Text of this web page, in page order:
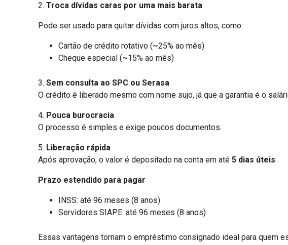
2. Troca dívidas caras por uma mais barata
Pode ser usado para quitar dívidas com juros altos, como:
Cartão de crédito rotativo (~25% ao mês)
Cheque especial (~15% ao mês)
3. Sem consulta ao SPC ou Serasa
O crédito é liberado mesmo com nome sujo, já que a garantia é o
4. Pouca burocracia
O processo é simples e exige poucos documentos.
5. Liberação rápida
Após aprovação, o valor é depositado na conta em até 5 dias úteis.
Prazo estendido para pagar
INSS: até 96 meses (8 anos)
Servidores SIAPE: até 96 meses (8 anos)
Essas vantagens tornam o empréstimo consignado ideal para quem